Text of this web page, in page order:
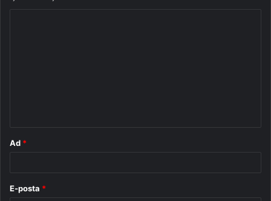
Ad *
E-posta *